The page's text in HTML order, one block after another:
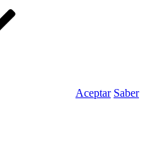
Aceptar Saber